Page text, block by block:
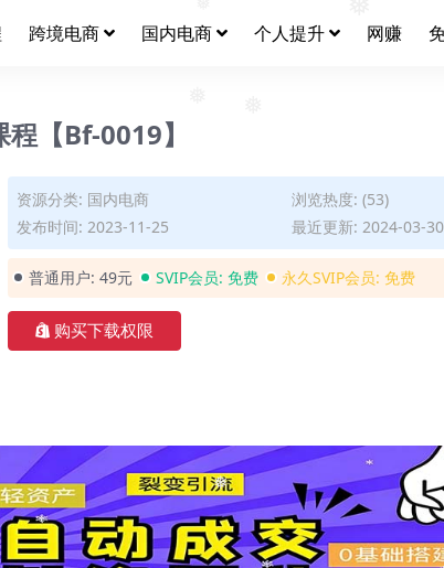
❅
❅
跨境电商 国内电商 个人提升 网赚
【Bf-0019】
资源分类: 国内电商
浏览热度: (53)
发布时间: 2023-11-25
最近更新: 2024-03-30
普通用户: 49元 SVIP会员: 免费 永久SVIP会员: 免费
购买下载权限